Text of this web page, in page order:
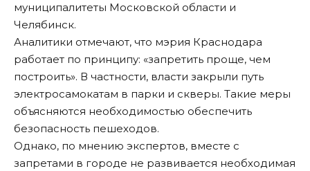
муниципалитеты Московской области и
Челябинск.
Аналитики отмечают, что мэрия Краснодара
работает по принципу: «запретить проще, чем
построить». В частности, власти закрыли путь
электросамокатам в парки и скверы. Такие меры
объясняются необходимостью обеспечить
безопасность пешеходов.
Однако, по мнению экспертов, вместе с
запретами в городе не развивается необходимая